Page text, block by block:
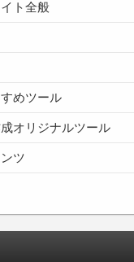
ト全般
めツール
オリジナルツール
ツ